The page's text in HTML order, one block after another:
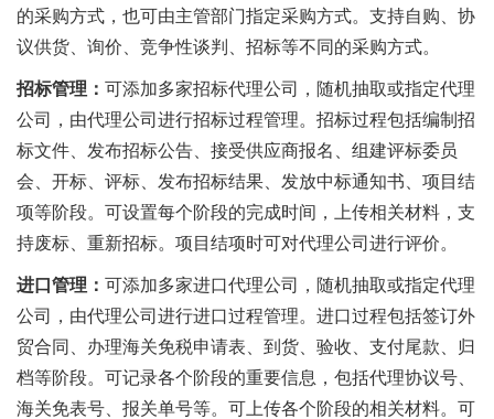
的采购方式，也可由主管部门指定采购方式。支持自购、协
议供货、询价、竞争性谈判、招标等不同的采购方式。
招标管理： 可添加多家招标代理公司，随机抽取或指定代理
公司，由代理公司进行招标过程管理。招标过程包括编制招
标文件、发布招标公告、接受供应商报名、组建评标委员
会、开标、评标、发布招标结果、发放中标通知书、项目结
项等阶段。可设置每个阶段的完成时间，上传相关材料，支
持废标、重新招标。项目结项时可对代理公司进行评价。
进口管理： 可添加多家进口代理公司，随机抽取或指定代理
公司，由代理公司进行进口过程管理。进口过程包括签订外
贸合同、办理海关免税申请表、到货、验收、支付尾款、归
档等阶段。可记录各个阶段的重要信息，包括代理协议号、
海关免表号、报关单号等。可上传各个阶段的相关材料。可